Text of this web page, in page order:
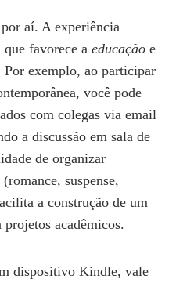
aí. A experiência
favorece a educação e
Por exemplo, ao participar
você pode
com colegas via email
a discussão em sala de
de organizar
suspense,
a construção de um
acadêmicos.
dispositivo Kindle, vale